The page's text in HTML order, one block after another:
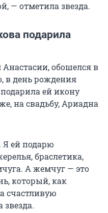
— отметила звезда.
подарила
обошелся в
в день рождения
ей икону
на свадьбу, Ариадна
Я ей подарю
браслетика,
А жемчуг — это
который, как
счастливую